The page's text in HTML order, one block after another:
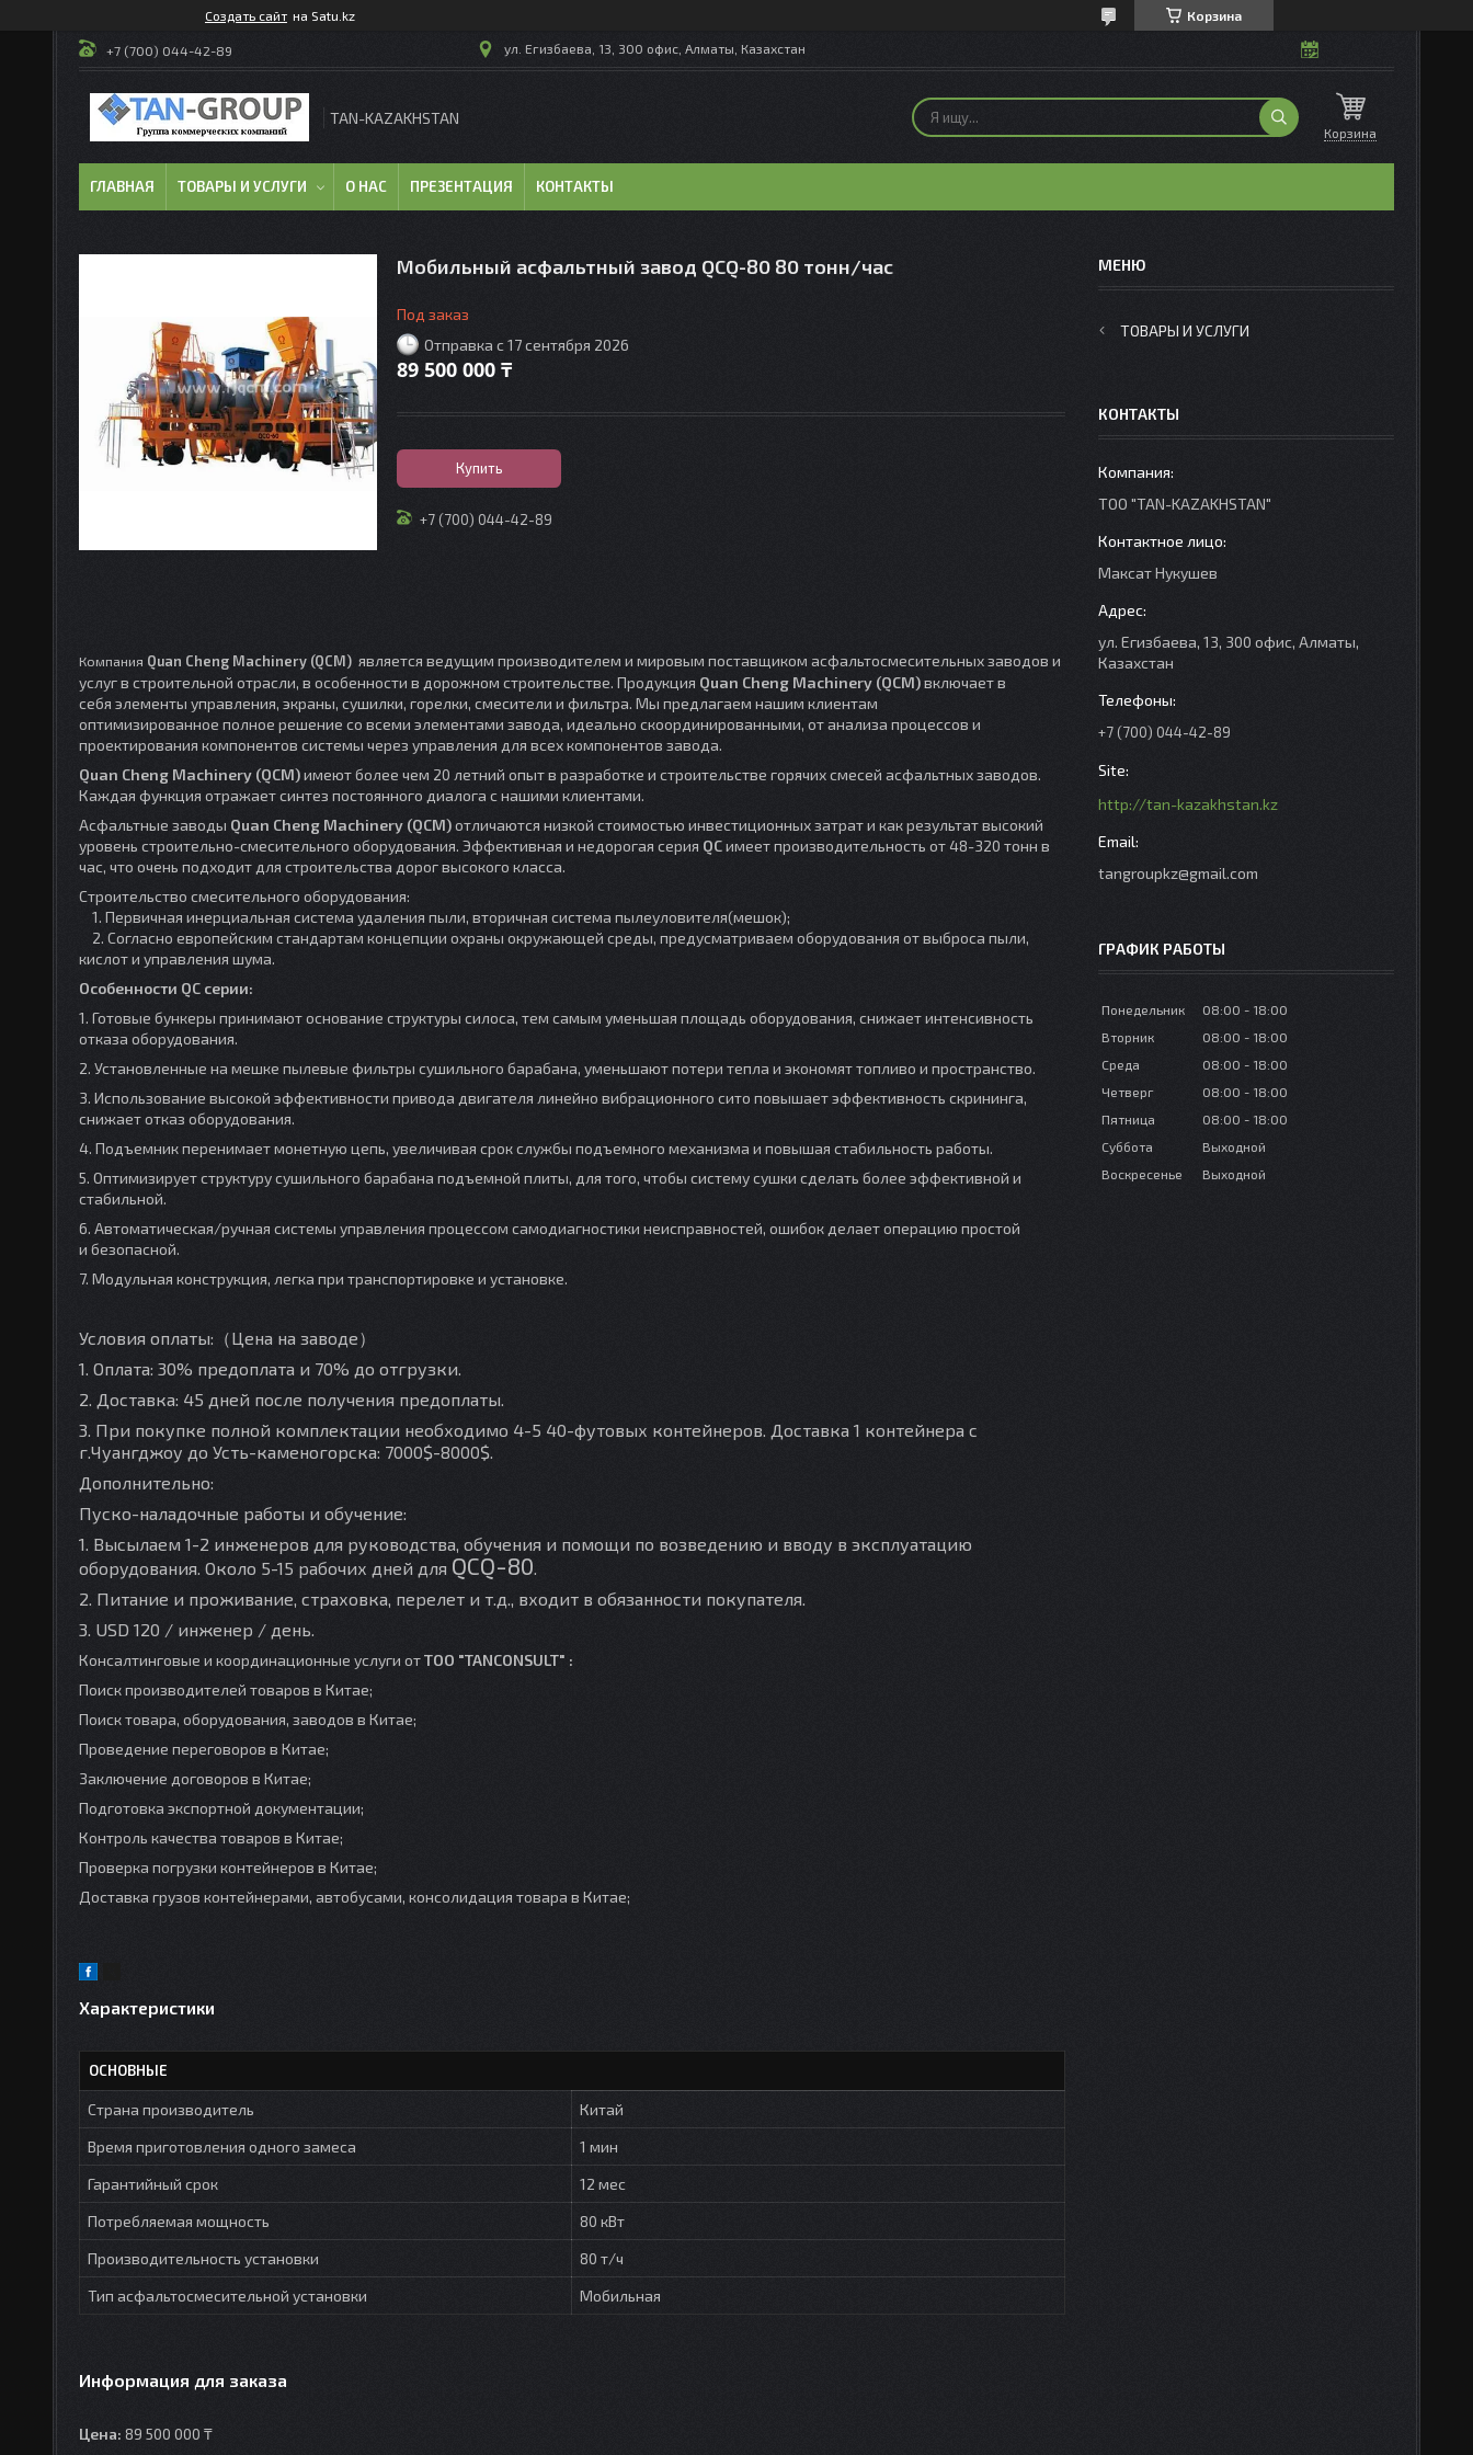
Создать сайт на Satu.kz Корзина
+7 (700) 044-42-89 ул. Егизбаева, 13, 300 офис, Алматы, Казахстан
TAN-KAZAKHSTAN
Корзина
ГЛАВНАЯ ТОВАРЫ И УСЛУГИ О НАС ПРЕЗЕНТАЦИЯ КОНТАКТЫ
Мобильный асфальтный завод QCQ-80 80 тонн/час
Под заказ
Отправка с 17 сентября 2026
89 500 000 ₸
Купить
+7 (700) 044-42-89
Компания Quan Cheng Machinery (QCM) является ведущим производителем и мировым поставщиком асфальтосмесительных заводов и
услуг в строительной отрасли, в особенности в дорожном строительстве. Продукция Quan Cheng Machinery (QCM)включает в
себя элементы управления, экраны, сушилки, горелки, смесители и фильтра. Мы предлагаем нашим клиентам
оптимизированное полное решение со всеми элементами завода, идеально скоординированными, от анализа процессов и
проектирования компонентов системы через управления для всех компонентов завода.
Quan Cheng Machinery (QCM)имеют более чем 20 летний опыт в разработке и строительстве горячих смесей асфальтных заводов.
Каждая функция отражает синтез постоянного диалога с нашими клиентами.
Асфальтные заводы Quan Cheng Machinery (QCM)отличаются низкой стоимостью инвестиционных затрат и как результат высокий
уровень строительно-смесительного оборудования. Эффективная и недорогая серия QCимеет производительность от 48-320 тонн в
час, что очень подходит для строительства дорог высокого класса.
Строительство смесительного оборудования:
1. Первичная инерциальная система удаления пыли, вторичная система пылеуловителя(мешок);
2. Согласно европейским стандартам концепции охраны окружающей среды, предусматриваем оборудования от выброса пыли,
кислот и управления шума.
Особенности QC серии:
1. Готовые бункеры принимают основание структуры силоса, тем самым уменьшая площадь оборудования, снижает интенсивность
отказа оборудования.
2. Установленные на мешке пылевые фильтры сушильного барабана, уменьшают потери тепла и экономят топливо и пространство.
3. Использование высокой эффективности привода двигателя линейно вибрационного сито повышает эффективность скрининга,
снижает отказ оборудования.
4. Подъемник перенимает монетную цепь, увеличивая срок службы подъемного механизма и повышая стабильность работы.
5. Оптимизирует структуру сушильного барабана подъемной плиты, для того, чтобы систему сушки сделать более эффективной и
стабильной.
6. Автоматическая/ручная системы управления процессом самодиагностики неисправностей, ошибок делает операцию простой
и безопасной.
7. Модульная конструкция, легка при транспортировке и установке.
Условия оплаты: （Цена на заводе）
1. Оплата: 30% предоплата и 70% до отгрузки.
2. Доставка: 45 дней после получения предоплаты.
3. При покупке полной комплектации необходимо 4-5 40-футовых контейнеров. Доставка 1 контейнера с
г.Чуангджоу до Усть-каменогорска: 7000$-8000$.
Дополнительно:
Пуско-наладочные работы и обучение:
1. Высылаем 1-2 инженеров для руководства, обучения и помощи по возведению и вводу в эксплуатацию
оборудования. Около 5-15 рабочих дней для QCQ-80
2. Питание и проживание, страховка, перелет и т.д., входит в обязанности покупателя.
3. USD 120 / инженер / день.
Консалтинговые и координационные услуги отTOO "TANCONSULT" :
Поиск производителей товаров в Китае;
Поиск товара, оборудования, заводов в Китае;
Проведение переговоров в Китае;
Заключение договоров в Китае;
Подготовка экспортной документации;
Контроль качества товаров в Китае;
Проверка погрузки контейнеров в Китае;
Доставка грузов контейнерами, автобусами, консолидация товара в Китае;
Характеристики
ОСНОВНЫЕ
Страна производитель
Китай
Время приготовления одного замеса
1 мин
Гарантийный срок
12 мес
Потребляемая мощность
80 кВт
Производительность установки
80 т/ч
Тип асфальтосмесительной установки
Мобильная
Информация для заказа
Цена: 89 500 000 ₸
ТОВАРЫ И УСЛУГИ
КОНТАКТЫ
ТОО "TAN-KAZAKHSTAN"
Максат Нукушев
ул. Егизбаева, 13, 300 офис, Алматы,
Казахстан
+7 (700) 044-42-89
http://tan-kazakhstan.kz
tangroupkz@gmail.com
ГРАФИК РАБОТЫ
Понедельник 08:00
18:00
Вторник
08:00
18:00
Среда
08:00
18:00
Четверг
08:00
18:00
Пятница
08:00
18:00
Суббота
Выходной
Воскресенье
Выходной